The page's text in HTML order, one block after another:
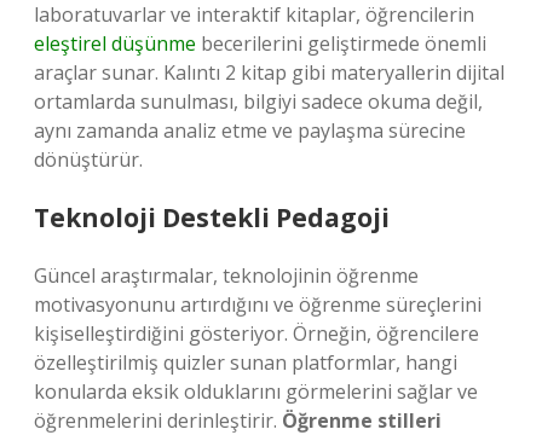
laboratuvarlar ve interaktif kitaplar, öğrencilerin
eleştirel düşünme becerilerini geliştirmede önemli
araçlar sunar. Kalıntı 2 kitap gibi materyallerin dijital
ortamlarda sunulması, bilgiyi sadece okuma değil,
aynı zamanda analiz etme ve paylaşma sürecine
dönüştürür.
Teknoloji Destekli Pedagoji
Güncel araştırmalar, teknolojinin öğrenme
motivasyonunu artırdığını ve öğrenme süreçlerini
kişiselleştirdiğini gösteriyor. Örneğin, öğrencilere
özelleştirilmiş quizler sunan platformlar, hangi
konularda eksik olduklarını görmelerini sağlar ve
öğrenmelerini derinleştirir. Öğrenme stilleri